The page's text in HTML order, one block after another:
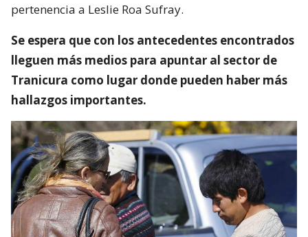
pertenencia a Leslie Roa Sufray.
Se espera que con los antecedentes encontrados
lleguen más medios para apuntar al sector de
Tranicura como lugar donde pueden haber más
hallazgos importantes.